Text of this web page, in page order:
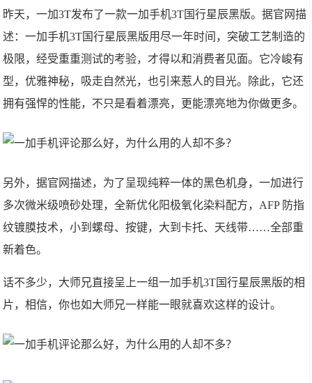
昨天，一加3T发布了一款一加手机3T国行星辰黑版。据官网描
述：一加手机3T国行星辰黑版用尽一年时间，突破工艺制造的
极限，经受重重测试的考验，才得以和消费者见面。它冷峻有
型，优雅神秘，吸走自然光，也引来惹人的目光。除此，它还
拥有强悍的性能，不只是看着漂亮，更能漂亮地为你做更多。
另外，据官网描述，为了呈现纯粹一体的黑色机身，一加进行
多次微米级喷砂处理，全新优化阳极氧化染料配方，AFP 防指
纹镀膜技术，小到螺母、按键，大到卡托、天线带……全部重
新着色。
话不多少，大师兄直接呈上一组一加手机3T国行星辰黑版的相
片，相信，你也如大师兄一样能一眼就喜欢这样的设计。